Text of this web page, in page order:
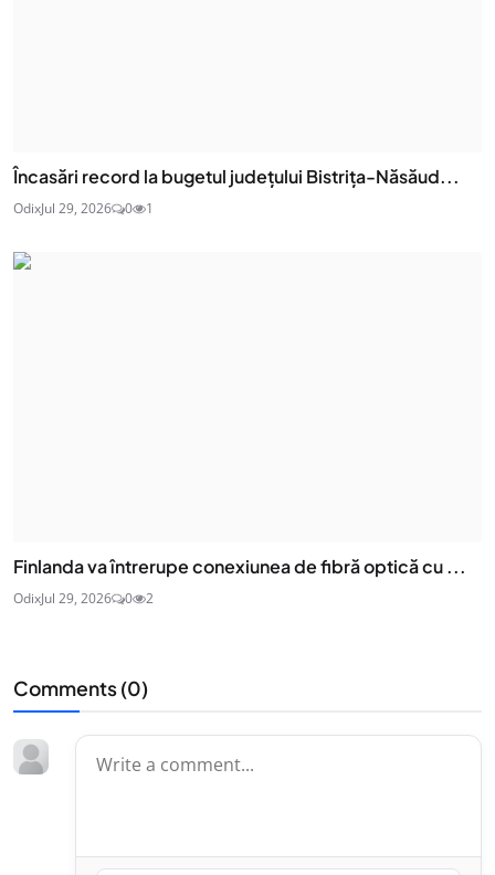
Încasări record la bugetul județului Bistrița-Năsăud...
OdixJul 29, 2026 0 1
Finlanda va întrerupe conexiunea de fibră optică cu ...
OdixJul 29, 2026 0 2
Comments (0)